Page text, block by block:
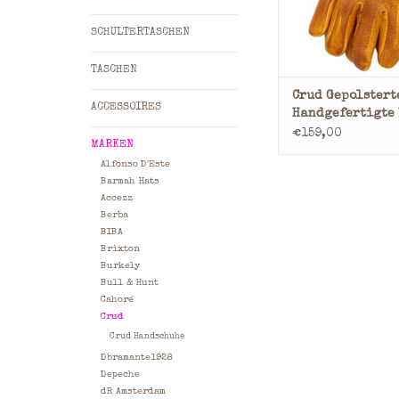
SCHULTERTASCHEN
TASCHEN
ACCESSOIRES
MARKEN
Alfonso D'Este
Barmah Hats
Accezz
Berba
BIBA
Brixton
Burkely
Bull & Hunt
Cahoré
Crud
Crud Handschuhe
Dbramante1928
Depeche
dR Amsterdam
When the gloves
undergo our 8
finishing t
ZUM WARENKORB
Crud
Handgefertigte
Handschuhe
€159,00